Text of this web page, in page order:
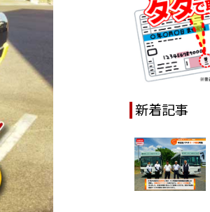
新着記事